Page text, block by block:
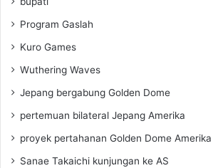
Program Gaslah
Kuro Games
Wuthering Waves
Jepang bergabung Golden Dome
pertemuan bilateral Jepang Amerika
proyek pertahanan Golden Dome Amerika
Sanae Takaichi kunjungan ke AS